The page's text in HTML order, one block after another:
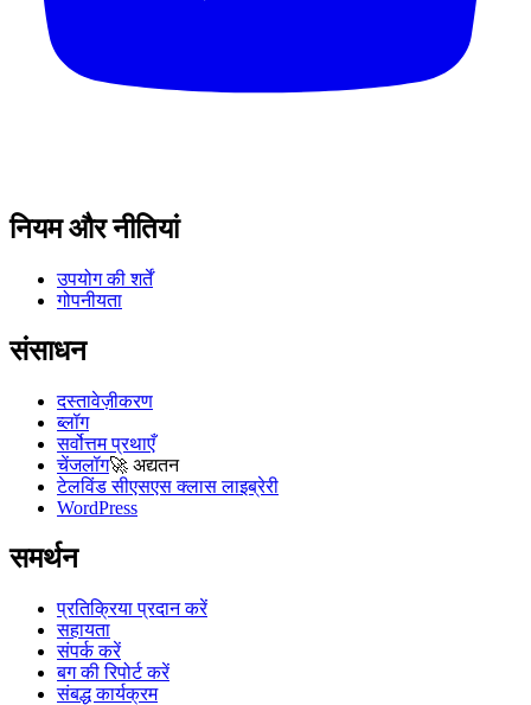
नियम और नीतियां
उपयोग की शर्तें
गोपनीयता
संसाधन
दस्तावेज़ीकरण
ब्लॉग
सर्वोत्तम प्रथाएँ
चेंजलॉग🚀 अद्यतन
टेलविंड सीएसएस क्लास लाइब्रेरी
WordPress
समर्थन
प्रतिक्रिया प्रदान करें
सहायता
संपर्क करें
बग की रिपोर्ट करें
संबद्ध कार्यक्रम